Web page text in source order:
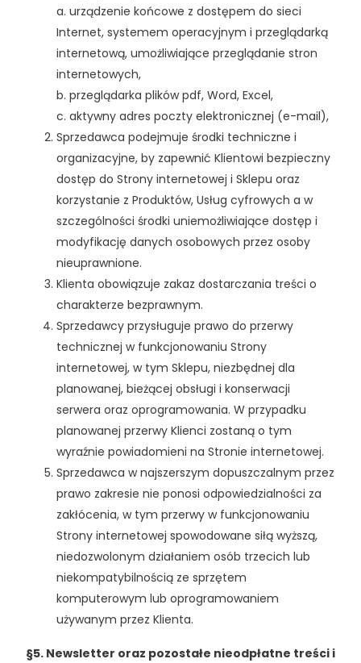
a. urządzenie końcowe z dostępem do sieci
Internet, systemem operacyjnym i przeglądarką
internetową, umożliwiające przeglądanie stron
internetowych,
b. przeglądarka plików pdf, Word, Excel,
c. aktywny adres poczty elektronicznej (e-mail),
Sprzedawca podejmuje środki techniczne i
organizacyjne, by zapewnić Klientowi bezpieczny
dostęp do Strony internetowej i Sklepu oraz
korzystanie z Produktów, Usług cyfrowych a w
szczególności środki uniemożliwiające dostęp i
modyfikację danych osobowych przez osoby
nieuprawnione.
Klienta obowiązuje zakaz dostarczania treści o
charakterze bezprawnym.
Sprzedawcy przysługuje prawo do przerwy
technicznej w funkcjonowaniu Strony
internetowej, w tym Sklepu, niezbędnej dla
planowanej, bieżącej obsługi i konserwacji
serwera oraz oprogramowania. W przypadku
planowanej przerwy Klienci zostaną o tym
wyraźnie powiadomieni na Stronie internetowej.
Sprzedawca w najszerszym dopuszczalnym przez
prawo zakresie nie ponosi odpowiedzialności za
zakłócenia, w tym przerwy w funkcjonowaniu
Strony internetowej spowodowane siłą wyższą,
niedozwolonym działaniem osób trzecich lub
niekompatybilnością ze sprzętem
komputerowym lub oprogramowaniem
używanym przez Klienta.
§5. Newsletter oraz pozostałe nieodpłatne treści i